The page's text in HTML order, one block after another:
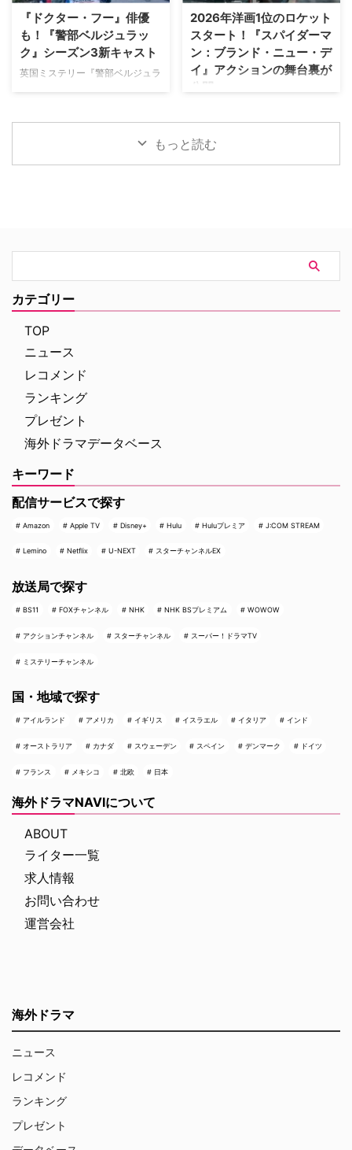
と題した動画シリーズを投稿。最
終シーズンの撮影で滞在していた
パリでの日常をファンに届けてい
た。しかし8月6日（木）早朝、
ースするなど、MLBとの関係性
を深めている。この協力関係は
2028年まで続く予定だ。今月中
旬に行われるフィールド・オブ・
ドリームス（映画『フィールド・
オブ・ドリームス』の舞台となっ
『ドクター・フー』俳優
も！『警部ベルジュラッ
ク』シーズン3新キャスト
英国ミステリー『警部ベルジュラ
新たに加わることも明らかになっ
撃的な事件に巻き込まれるベルジ
む人気シリーズだ。本国イギリス
で2025年にシーズン1（『警部ベ
ルジュラック～豪邸に …
2026年洋画1位のロケット
スタート！『スパイダーマ
ン：ブランド・ニュー・デ
イ』アクションの舞台裏が
公開
マンの新たな物語を描く映画『ス
パイダーマン：ブランド・ニュ
ー・デイ』が大ヒット上映中だ。
の裏側を明かす特別映像が公開さ
れた。 世界中で大ヒットを記
録！ 映画史に残る快挙を達成 ソ
ホランド演じるピーター・パーカ
もっと読む
カテゴリー
TOP
ニュース
レコメンド
ランキング
プレゼント
海外ドラマデータベース
キーワード
配信サービスで探す
Amazon Apple TV Disney+ Hulu Huluプレミア J:COM STREAM
Lemino Netflix U-NEXT スターチャンネルEX
放送局で探す
BS11 FOXチャンネル NHK NHK BSプレミアム WOWOW
アクションチャンネル スターチャンネル スーパー！ドラマTV
ミステリーチャンネル
国・地域で探す
アイルランド アメリカ イギリス イスラエル イタリア インド
オーストラリア カナダ スウェーデン スペイン デンマーク ドイツ
フランス メキシコ 北欧 日本
海外ドラマNAVIについて
ABOUT
ライター一覧
求人情報
お問い合わせ
運営会社
海外ドラマ
ニュース
レコメンド
ランキング
プレゼント